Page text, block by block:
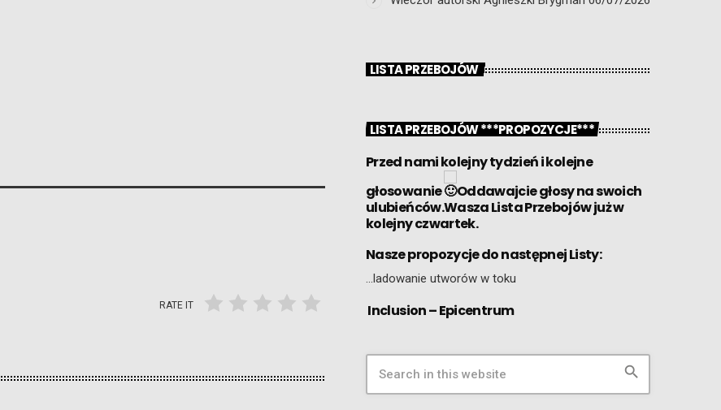
RATE IT
LISTA PRZEBOJÓW
LISTA PRZEBOJÓW ***PROPOZYCJE***
Przed nami kolejny tydzień i kolejne
głosowanie
Oddawajcie głosy na swoich
ulubieńców.Wasza Lista Przebojów już w
kolejny czwartek.
Nasze propozycje do następnej Listy:
…ladowanie utworów w toku
Inclusion – Epicentrum
search